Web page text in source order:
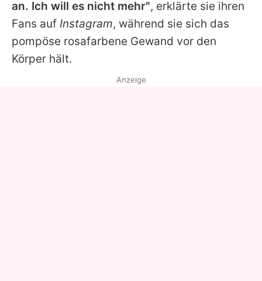
an. Ich will es nicht mehr", erklärte sie ihren
Fans auf Instagram, während sie sich das
pompöse rosafarbene Gewand vor den
Körper hält.
Anzeige